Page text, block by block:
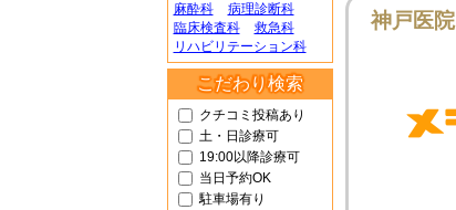
麻酔科
病理診断科
臨床検査科
救急科
リハビリテーション科
こだわり検索
クチコミ投稿あり
土・日診療可
19:00以降診療可
当日予約OK
駐車場有り
神戸医院